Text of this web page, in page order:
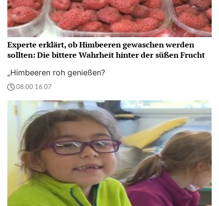
Experte erklärt, ob Himbeeren gewaschen werden
sollten: Die bittere Wahrheit hinter der süßen Frucht
„Himbeeren roh genießen?
08:00 16.07